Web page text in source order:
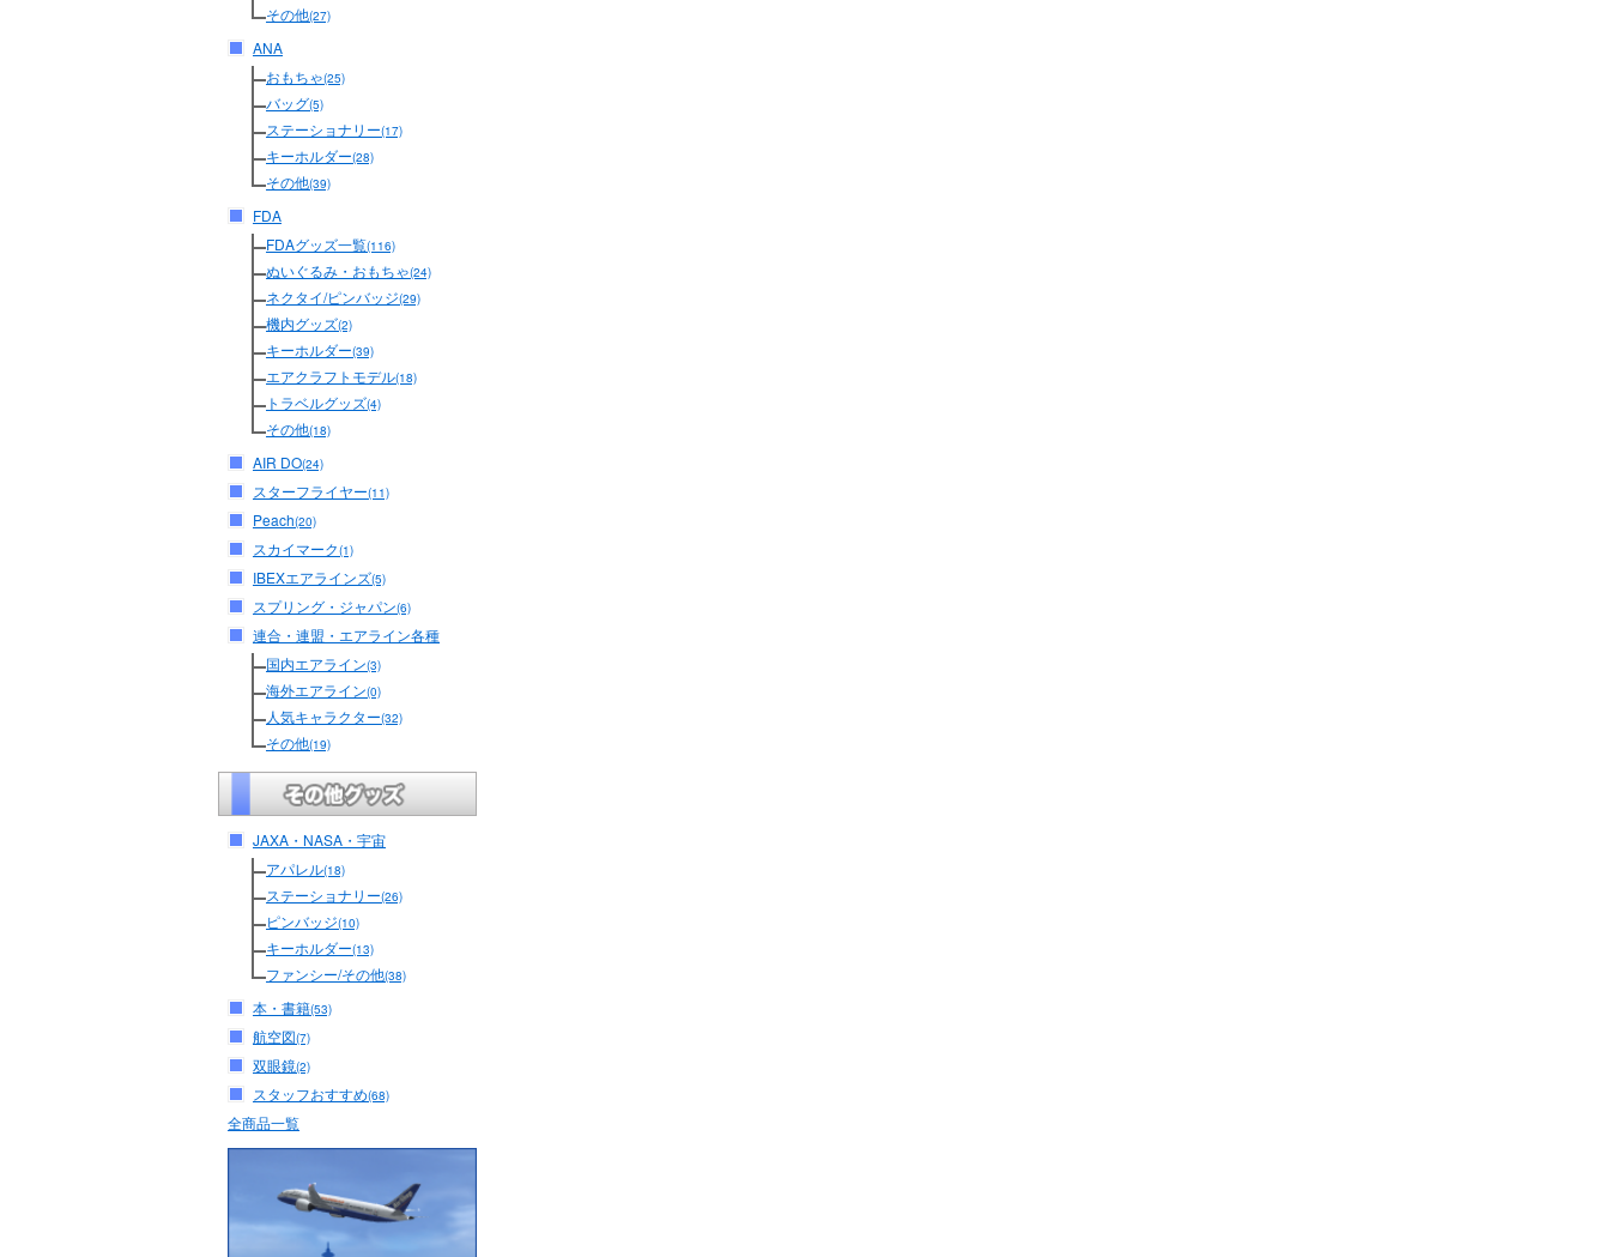
その他(27)
ANA
おもちゃ(25)
バッグ(5)
ステーショナリー(17)
キーホルダー(28)
その他(39)
FDA
FDAグッズ一覧(116)
ぬいぐるみ・おもちゃ(24)
ネクタイ/ピンバッジ(29)
機内グッズ(2)
キーホルダー(39)
エアクラフトモデル(18)
トラベルグッズ(4)
その他(18)
AIR DO(24)
スターフライヤー(11)
Peach(20)
スカイマーク(1)
IBEXエアラインズ(5)
スプリング・ジャパン(6)
連合・連盟・エアライン各種
国内エアライン(3)
海外エアライン(0)
人気キャラクター(32)
その他(19)
JAXA・NASA・宇宙
アパレル(18)
ステーショナリー(26)
ピンバッジ(10)
キーホルダー(13)
ファンシー/その他(38)
本・書籍(53)
航空図(7)
双眼鏡(2)
スタッフおすすめ(68)
全商品一覧